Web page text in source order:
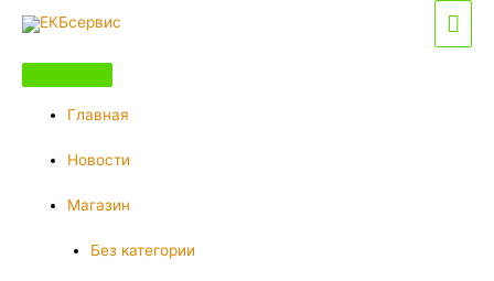
Перейти
содержимому
Главная
Новости
Магазин
Без категории